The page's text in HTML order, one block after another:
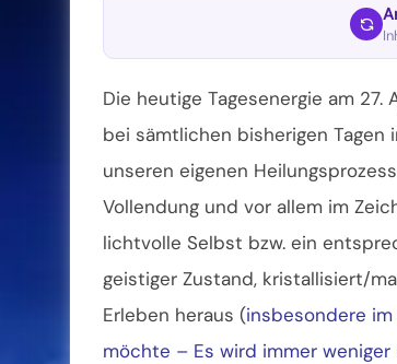
Die heutige Tagesenergie am
bei sämtlichen bisherigen Tagen
unseren eigenen
Vollendung und vor allem im
lichtvolle Selbst bzw. ein
geistiger Zustand, kristallisiert/
Erleben heraus (insbesondere
möchte – Es wird immer